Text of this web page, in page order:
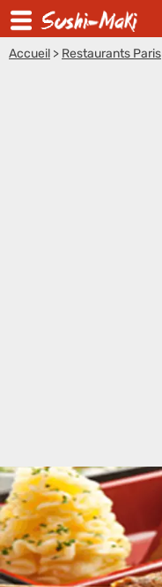
Accueil > Restaurants Paris